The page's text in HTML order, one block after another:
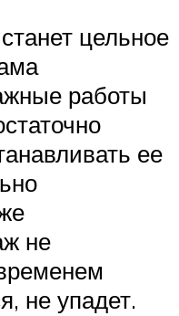
цельное
работы
ее
не
не упадет.